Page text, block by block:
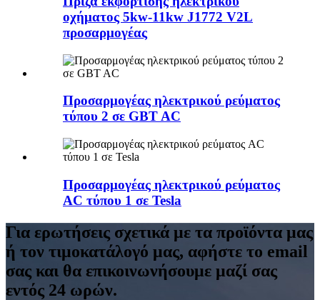
οχήματος 5kw-11kw J1772 V2L
προσαρμογέας
Προσαρμογέας ηλεκτρικού ρεύματος
τύπου 2 σε GBT AC
Προσαρμογέας ηλεκτρικού ρεύματος
AC τύπου 1 σε Tesla
Για ερωτήσεις σχετικά με τα προϊόντα μας
ή τον τιμοκατάλογό μας, αφήστε το email
σας και θα επικοινωνήσουμε μαζί σας
εντός 24 ωρών.